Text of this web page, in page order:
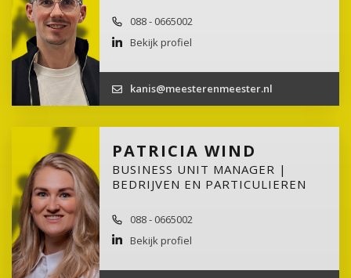
088 - 0665002
Bekijk profiel
kanis@meesterenmeester.nl
PATRICIA WIND
BUSINESS UNIT MANAGER |
BEDRIJVEN EN PARTICULIEREN
088 - 0665002
Bekijk profiel